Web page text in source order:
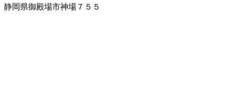
静岡県御殿場市神場７５５